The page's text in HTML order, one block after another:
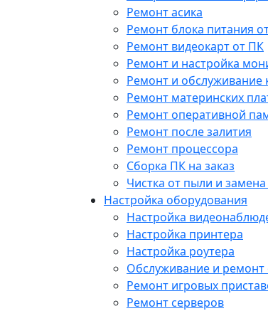
Ремонт асика
Ремонт блока питания
Ремонт видеокарт от ПК
Ремонт и настройка
Ремонт и обслуживание
Ремонт материнских
Ремонт оперативной
Ремонт после залития
Ремонт процессора
Сборка ПК на заказ
Чистка от пыли и
Настройка оборудования
Настройка
Настройка принтера
Настройка роутера
Обслуживание и ремонт
Ремонт игровых
Ремонт серверов